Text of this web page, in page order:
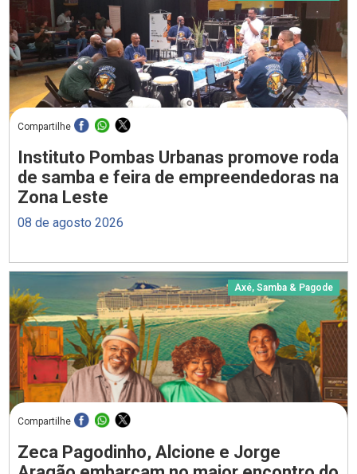
Compartilhe
Instituto Pombas Urbanas promove roda
de samba e feira de empreendedoras na
Zona Leste
08 de agosto 2026
Axé, Samba & Pagode
Compartilhe
Zeca Pagodinho, Alcione e Jorge